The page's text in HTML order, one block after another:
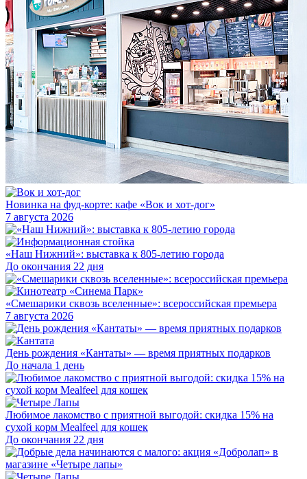
Новинка на фуд-корте: кафе «Вок и хот-дог»
7 августа 2026
«Наш Нижний»: выставка к 805-летию города
До окончания 22 дня
«Смешарики сквозь вселенные»: всероссийская премьера
7 августа 2026
День рождения «Кантаты» — время приятных подарков
До начала 1 день
Любимое лакомство с приятной выгодой: скидка 15% на
сухой корм Mealfeel для кошек
До окончания 22 дня